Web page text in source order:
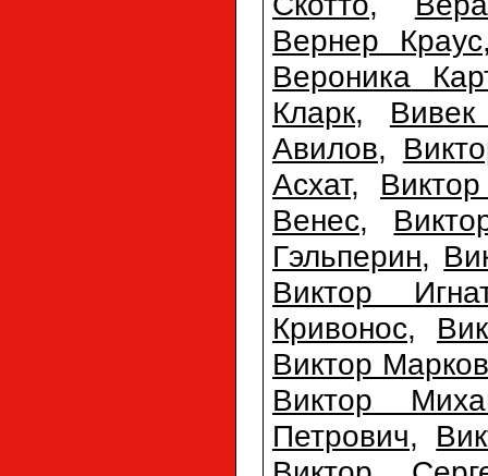
Вернер Краус
Вероника
Кларк,
Авилов,
Асхат,
Венес,
Гэльперин,
Виктор
Кривонос,
Виктор Марков
Виктор
Петрович,